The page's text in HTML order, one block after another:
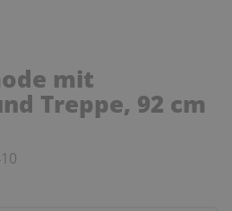
mit
Treppe, 92 cm